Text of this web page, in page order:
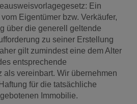
Ein
Eigentümer bzw. Verkäufer,
über die generell geltende
zu seiner Erstellung
gilt zumindest eine dem Alter
entsprechende
als vereinbart. Wir übernehmen
für die tatsächliche
Immobilie.